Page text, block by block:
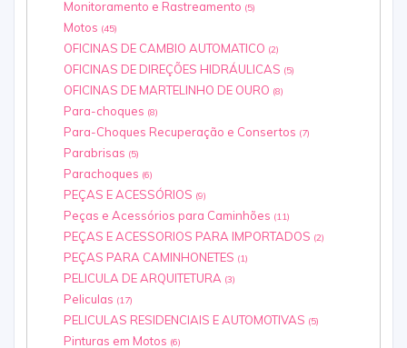
Monitoramento e Rastreamento (5)
Motos (45)
OFICINAS DE CAMBIO AUTOMATICO (2)
OFICINAS DE DIREÇÕES HIDRÁULICAS (5)
OFICINAS DE MARTELINHO DE OURO (8)
Para-choques (8)
Para-Choques Recuperação e Consertos (7)
Parabrisas (5)
Parachoques (6)
PEÇAS E ACESSÓRIOS (9)
Peças e Acessórios para Caminhões (11)
PEÇAS E ACESSORIOS PARA IMPORTADOS (2)
PEÇAS PARA CAMINHONETES (1)
PELICULA DE ARQUITETURA (3)
Peliculas (17)
PELICULAS RESIDENCIAIS E AUTOMOTIVAS (5)
Pinturas em Motos (6)